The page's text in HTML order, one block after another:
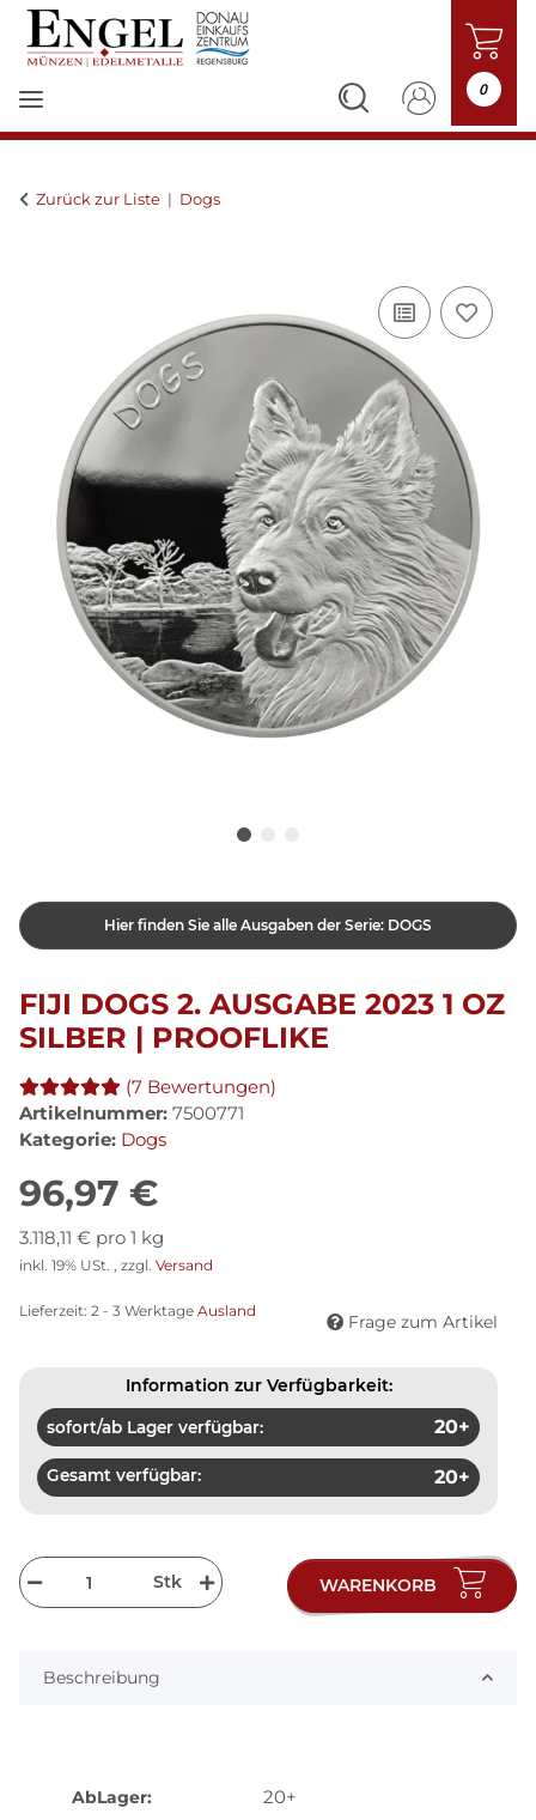
0
Zurück zur Liste Dogs
Hier finden Sie alle Ausgaben der Serie: DOGS
FIJI DOGS 2. AUSGABE 2023 1 OZ
SILBER | PROOFLIKE
(7 Bewertungen)
Artikelnummer: 7500771
Kategorie: Dogs
96,97 €
3.118,11 € pro 1 kg
inkl. 19% USt. , zzgl. Versand
Lieferzeit: 2 - 3 Werktage Ausland
Frage zum Artikel
Information zur Verfügbarkeit:
sofort/ab Lager verfügbar: 20+
Gesamt verfügbar: 20+
Stk WARENKORB
Beschreibung
AbLager: 20+